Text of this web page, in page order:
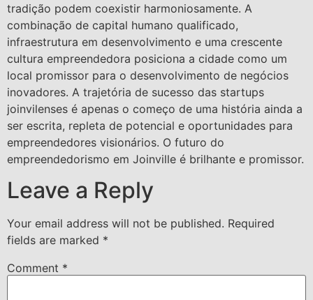
tradição podem coexistir harmoniosamente. A
combinação de capital humano qualificado,
infraestrutura em desenvolvimento e uma crescente
cultura empreendedora posiciona a cidade como um
local promissor para o desenvolvimento de negócios
inovadores. A trajetória de sucesso das startups
joinvilenses é apenas o começo de uma história ainda a
ser escrita, repleta de potencial e oportunidades para
empreendedores visionários. O futuro do
empreendedorismo em Joinville é brilhante e promissor.
Leave a Reply
Your email address will not be published. Required
fields are marked *
Comment *